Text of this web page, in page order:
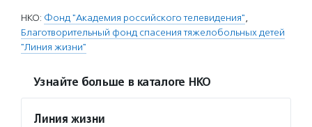
НКО: Фонд "Академия российского телевидения",
Благотворительный фонд спасения тяжелобольных детей
"Линия жизни"
Узнайте больше в каталоге НКО
Линия жизни